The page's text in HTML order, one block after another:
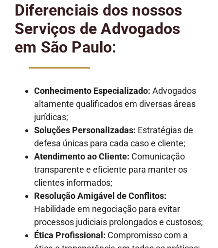
Diferenciais dos nossos
Serviços de Advogados
em São Paulo:
Conhecimento Especializado: Advogados
altamente qualificados em diversas áreas
jurídicas;
Soluções Personalizadas: Estratégias de
defesa únicas para cada caso e cliente;
Atendimento ao Cliente: Comunicação
transparente e eficiente para manter os
clientes informados;
Resolução Amigável de Conflitos:
Habilidade em negociação para evitar
processos judiciais prolongados e custosos;
Ética Profissional: Compromisso com a